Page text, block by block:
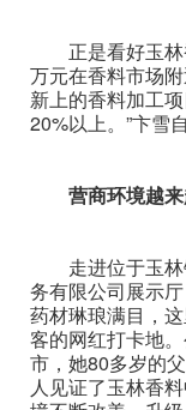
正是看好玉
万元在香料市场
新上的香料加工
20%以上。”卞雪
营商环境越
走进位于玉
务有限公司展示
药材琳琅满目，
客的网红打卡地
市，她80多岁的
人见证了玉林香